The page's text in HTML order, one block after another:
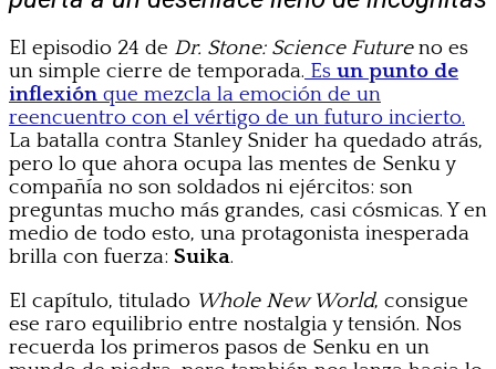
El episodio 24 de Dr. Stone: Science Futureno es
un simple cierre de temporada. Es un punto de
inflexión que mezcla la emoción de un
reencuentro con el vértigo de un futuro incierto.
La batalla contra Stanley Snider ha quedado atrás,
pero lo que ahora ocupa las mentes de Senku y
compañía no son soldados ni ejércitos: son
preguntas mucho más grandes, casi cósmicas. Y en
medio de todo esto, una protagonista inesperada
brilla con fuerza: Suika.
El capítulo, titulado Whole New World, consigue
ese raro equilibrio entre nostalgia y tensión. Nos
recuerda los primeros pasos de Senku en un